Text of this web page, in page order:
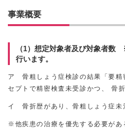
事業概要
（1）想定対象者及び対象者
行います。
ア 骨粗しょう症検診の結果「要精
セプトで精密検査未受診かつ、 骨
イ 骨折歴があり、骨粗しょう症未
※他疾患の治療を優先する必要があ